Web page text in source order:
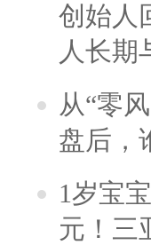
创始人
人长期
从“零
盘后，
1岁宝
元！三